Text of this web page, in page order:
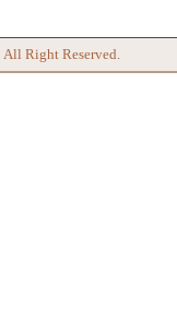
All Right Reserved.